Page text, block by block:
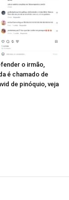
o irmão,
é chamado de
de pinóquio, veja